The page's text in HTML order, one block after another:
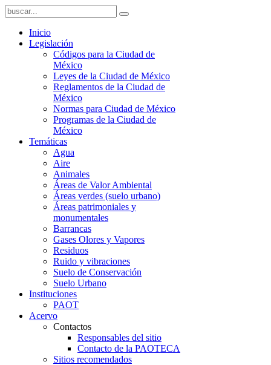
Inicio
Legislación
Códigos para la Ciudad de
México
Leyes de la Ciudad de México
Reglamentos de la Ciudad de
México
Normas para Ciudad de México
Programas de la Ciudad de
México
Temáticas
Agua
Aire
Animales
Áreas de Valor Ambiental
Áreas verdes (suelo urbano)
Áreas patrimoniales y
monumentales
Barrancas
Gases Olores y Vapores
Residuos
Ruido y vibraciones
Suelo de Conservación
Suelo Urbano
Instituciones
PAOT
Acervo
Contactos
Responsables del sitio
Contacto de la PAOTECA
Sitios recomendados